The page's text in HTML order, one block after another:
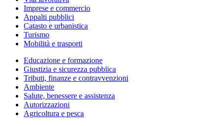
Imprese e commercio
Appalti pubblici
Catasto e urbanistica
Turismo
Mobilità e trasporti
Educazione e formazione
Giustizia e sicurezza pubblica
Tributi, finanze e contravvenzioni
Ambiente
Salute, benessere e assistenza
Autorizzazioni
Agricoltura e pesca